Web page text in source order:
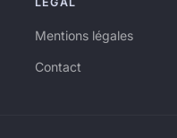
Mentions légales
Contact